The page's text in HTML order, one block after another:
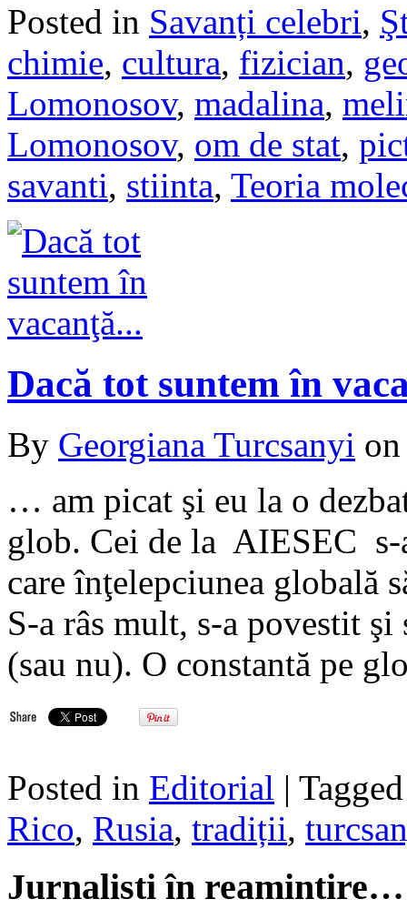
Posted in Savanți celebri,
chimie, cultura, fizician,
Lomonosov, madalina,
Lomonosov, om de stat,
savanti, stiinta, Teoria
Dacă tot suntem în
By Georgiana Turcsanyi
… am picat şi eu la o
glob. Cei de la AIESEC s-
care înţelepciunea globală
S-a râs mult, s-a povestit
(sau nu). O constantă pe
Posted in Editorial |
Rico, Rusia, tradiții,
Jurnalisti în reamintire…